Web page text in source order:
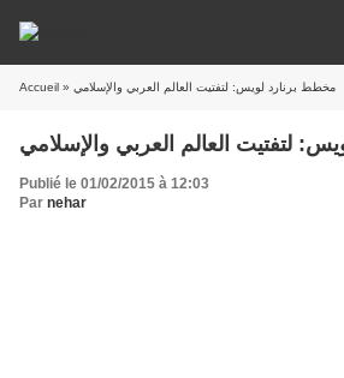
Accueil » مخطط برنارد لويس: لتفتيت العالم العربي والإسلامي
لتفتيت العالم العربي والإسلامي
Publié le 01/02/2015 à 12:03
Par nehar